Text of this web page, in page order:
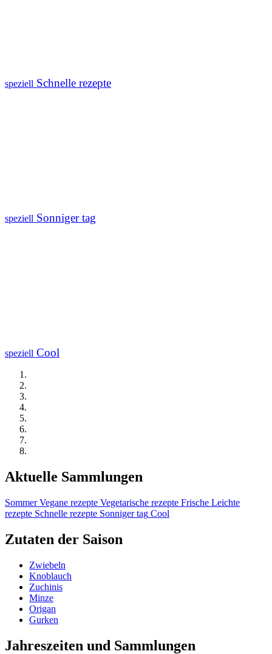
speziell Schnelle rezepte
speziell Sonniger tag
speziell Cool
Aktuelle Sammlungen
Sommer Vegane rezepte Vegetarische rezepte Frische Leichte
rezepte Schnelle rezepte Sonniger tag Cool
Zutaten der Saison
Zwiebeln
Knoblauch
Zuchinis
Minze
Origan
Gurken
Jahreszeiten und Sammlungen